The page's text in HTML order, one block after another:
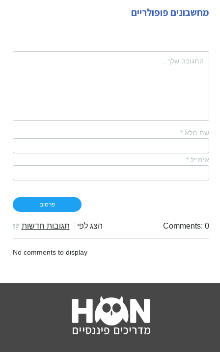
מחשבונים פופולריים
שם מלא *
אימייל *
Comments: 0 הצג לפי תגובות חדשות
No comments to display